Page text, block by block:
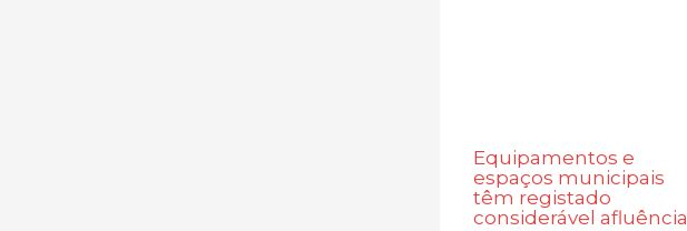
Equipamentos e
espaços municipais
têm registado
considerável afluência